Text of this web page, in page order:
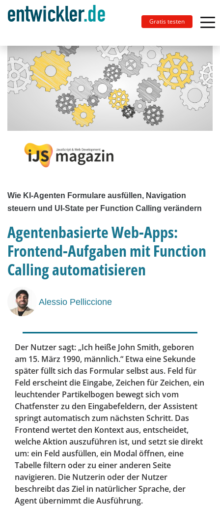
Gratis testen
Wie KI-Agenten Formulare ausfüllen, Navigation
steuern und UI-State per Function Calling verändern
Agentenbasierte Web-Apps:
Frontend-Aufgaben mit Function
Calling automatisieren
Alessio Pelliccione
Der Nutzer sagt: „Ich heiße John Smith, geboren
am 15. März 1990, männlich.“ Etwa eine Sekunde
später füllt sich das Formular selbst aus. Feld für
Feld erscheint die Eingabe, Zeichen für Zeichen, ein
leuchtender Partikelbogen bewegt sich vom
Chatfenster zu den Eingabefeldern, der Assistent
springt automatisch zum nächsten Schritt. Das
Frontend wertet den Kontext aus, entscheidet,
welche Aktion auszuführen ist, und setzt sie direkt
um: ein Feld ausfüllen, ein Modal öffnen, eine
Tabelle filtern oder zu einer anderen Seite
navigieren. Die Nutzerin oder der Nutzer
beschreibt das Ziel in natürlicher Sprache, der
Agent übernimmt die Ausführung.